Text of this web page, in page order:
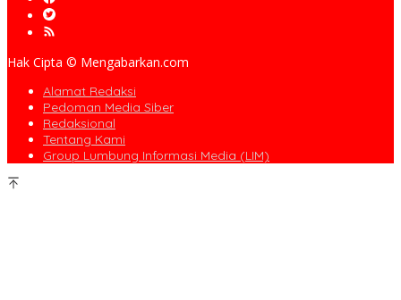
Hak Cipta © Mengabarkan.com
Alamat Redaksi
Pedoman Media Siber
Redaksional
Tentang Kami
Group Lumbung Informasi Media (LIM)